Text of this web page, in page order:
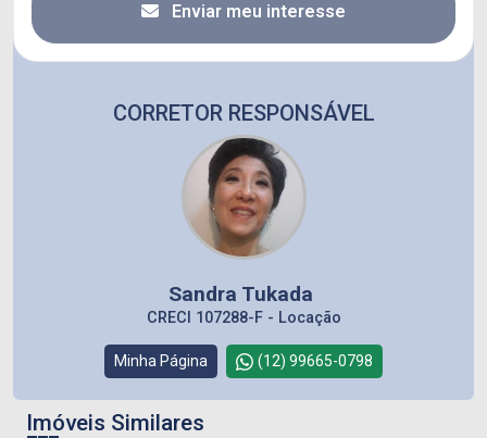
Enviar meu interesse
CORRETOR RESPONSÁVEL
Sandra Tukada
CRECI 107288-F - Locação
Minha Página (12) 99665-0798
Imóveis Similares